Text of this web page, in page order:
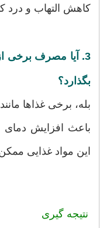
کاهش التهاب و درد
3. آیا مصرف برخی
بگذارد؟
بله، برخی غذاها
باعث افزایش
این مواد غذایی
نتیجه گیری